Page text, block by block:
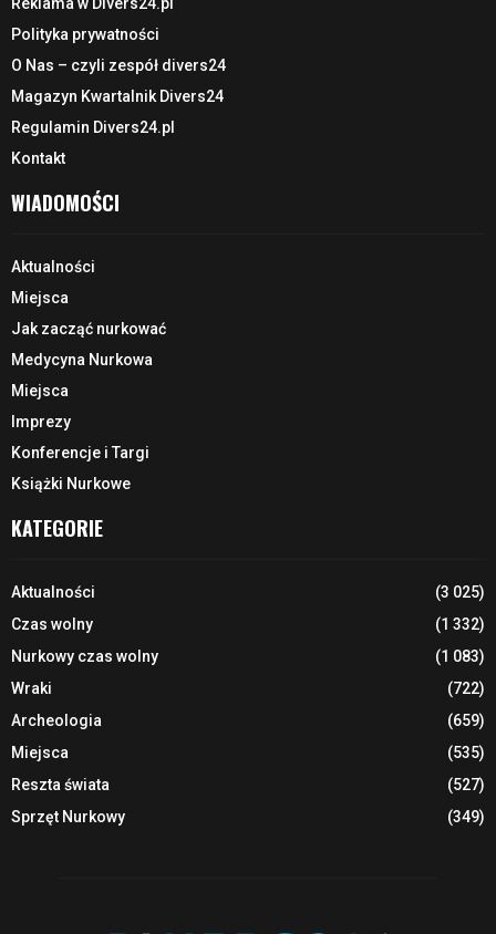
Polityka prywatności
O Nas – czyli zespół divers24
Magazyn Kwartalnik Divers24
Regulamin Divers24.pl
Kontakt
WIADOMOŚCI
Aktualności
Miejsca
Jak zacząć nurkować
Medycyna Nurkowa
Miejsca
Imprezy
Konferencje i Targi
Książki Nurkowe
KATEGORIE
Aktualności
(3 025)
Czas wolny
(1 332)
Nurkowy czas wolny
(1 083)
Wraki
(722)
Archeologia
(659)
Miejsca
(535)
Reszta świata
(527)
Sprzęt Nurkowy
(349)